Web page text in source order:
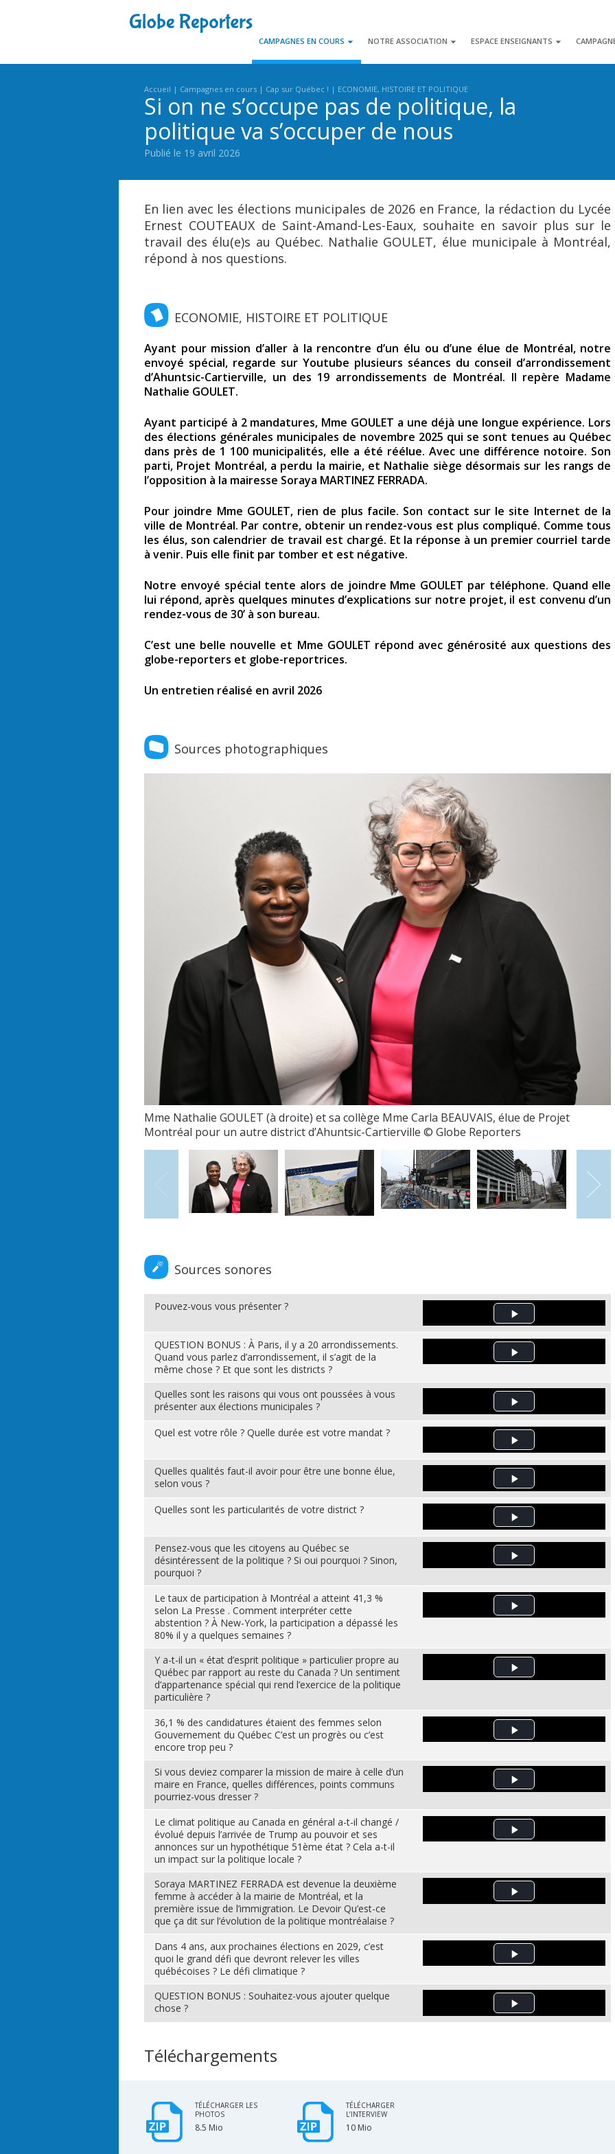
CAMPAGNES EN COURS NOTRE ASSOCIATION ESPACE ENSEIGNANTS
Accueil Campagnes en cours Cap sur Québec ! ECONOMIE, HISTOIRE ET POLITIQUE
Si on ne s’occupe pas de politique, la
politique va s’occuper de nous
Publié le 19 avril 2026
En lien avec les élections municipales de 2026 en France, la rédaction du Lycée
Ernest COUTEAUX de Saint-Amand-Les-Eaux, souhaite en savoir plus sur le
travail des élu(e)s au Québec. Nathalie GOULET, élue municipale à Montréal,
répond à nos questions.
ECONOMIE, HISTOIRE ET POLITIQUE
Ayant pour mission d’aller à la rencontre d’un élu ou d’une élue de Montréal, notre
envoyé spécial, regarde sur Youtube plusieurs séances du conseil d’arrondissement
d’Ahuntsic-Cartierville, un des 19 arrondissements de Montréal. Il repère Madame
Nathalie GOULET.
Ayant participé à 2 mandatures, Mme GOULET a une déjà une longue expérience. Lors
des élections générales municipales de novembre 2025 qui se sont tenues au Québec
dans près de 1 100 municipalités, elle a été réélue. Avec une différence notoire. Son
parti, Projet Montréal, a perdu la mairie, et Nathalie siège désormais sur les rangs de
l’opposition à la mairesse Soraya MARTINEZ FERRADA.
Pour joindre Mme GOULET, rien de plus facile. Son contact sur le site Internet de la
ville de Montréal. Par contre, obtenir un rendez-vous est plus compliqué. Comme tous
les élus, son calendrier de travail est chargé. Et la réponse à un premier courriel tarde
à venir. Puis elle finit par tomber et est négative.
Notre envoyé spécial tente alors de joindre Mme GOULET par téléphone. Quand elle
lui répond, après quelques minutes d’explications sur notre projet, il est convenu d’un
rendez-vous de 30’ à son bureau.
C’est une belle nouvelle et Mme GOULET répond avec générosité aux questions des
globe-reporters et globe-reportrices.
Un entretien réalisé en avril 2026
Sources photographiques
Mme Nathalie GOULET (à droite) et sa collège Mme Carla BEAUVAIS, élue de Projet
Montréal pour un autre district d’Ahuntsic-Cartierville © Globe Reporters
Précédent
Sources sonores
Pouvez-vous vous présenter ?
Play Video
QUESTION BONUS : À Paris, il y a 20 arrondissements.
Quand vous parlez d’arrondissement, il s’agit de la
même chose ? Et que sont les districts ?
Play Video
Quelles sont les raisons qui vous ont poussées à vous
présenter aux élections municipales ?
Play Video
Quel est votre rôle ? Quelle durée est votre mandat ?
Play Video
Quelles qualités faut-il avoir pour être une bonne élue,
selon vous ?
Play Video
Quelles sont les particularités de votre district ?
Play Video
Pensez-vous que les citoyens au Québec se
désintéressent de la politique ? Si oui pourquoi ? Sinon,
pourquoi ?
Play Video
Le taux de participation à Montréal a atteint 41,3 %
selon La Presse . Comment interpréter cette
abstention ? À New-York, la participation a dépassé les
80% il y a quelques semaines ?
Play Video
Y a-t-il un « état d’esprit politique » particulier propre au
Québec par rapport au reste du Canada ? Un sentiment
d’appartenance spécial qui rend l’exercice de la politique
particulière ?
Play Video
36,1 % des candidatures étaient des femmes selon
Gouvernement du Québec C’est un progrès ou c’est
encore trop peu ?
Play Video
Si vous deviez comparer la mission de maire à celle d’un
maire en France, quelles différences, points communs
pourriez-vous dresser ?
Play Video
Le climat politique au Canada en général a-t-il changé /
évolué depuis l’arrivée de Trump au pouvoir et ses
annonces sur un hypothétique 51ème état ? Cela a-t-il
un impact sur la politique locale ?
Play Video
Soraya MARTINEZ FERRADA est devenue la deuxième
femme à accéder à la mairie de Montréal, et la
première issue de l’immigration. Le Devoir Qu’est-ce
que ça dit sur l’évolution de la politique montréalaise ?
Play Video
Dans 4 ans, aux prochaines élections en 2029, c’est
quoi le grand défi que devront relever les villes
québécoises ? Le défi climatique ?
Play Video
QUESTION BONUS : Souhaitez-vous ajouter quelque
chose ?
Play Video
Téléchargements
TÉLÉCHARGER LES
PHOTOS
8.5 Mio
TÉLÉCHARGER
L’INTERVIEW
10 Mio